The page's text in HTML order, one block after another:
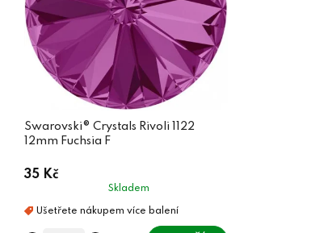
Swarovski® Crystals Rivoli 1122
12mm Fuchsia F
35 Kč
Skladem